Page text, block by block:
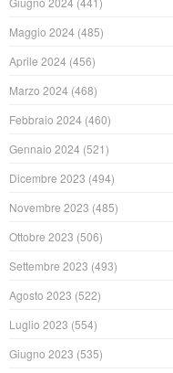
Maggio 2024 (485)
Aprile 2024 (456)
Marzo 2024 (468)
Febbraio 2024 (460)
Gennaio 2024 (521)
Dicembre 2023 (494)
Novembre 2023 (485)
Ottobre 2023 (506)
Settembre 2023 (493)
Agosto 2023 (522)
Luglio 2023 (554)
Giugno 2023 (535)